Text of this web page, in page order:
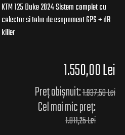
KTM 125 Duke 2024 Sistem complet cu
colector si toba de esapament GPS + dB
killer
1.550,00 Lei
Preț obișnuit:1.937,50 Lei
Cel mai mic preț:
1.811,25 Lei